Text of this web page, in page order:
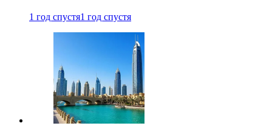
1 год спустя1 год спустя